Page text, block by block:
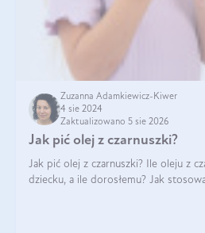
Zuzanna Adamkiewicz-Kiwer
4 sie 2024
Zaktualizowano 5 sie 2026
Jak pić olej z czarnuszki?
Jak pić olej z czarnuszki? Ile oleju z
dziecku, a ile dorosłemu? Jak